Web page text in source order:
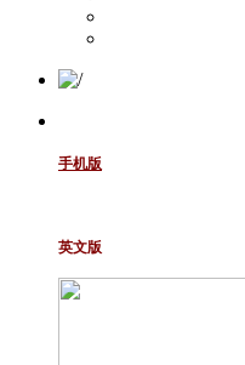
手机版
英文版